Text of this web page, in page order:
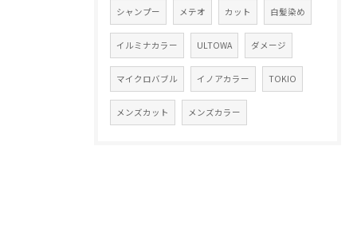
シャンプー メテオ カット 白髪染め
イルミナカラー ULTOWA ダメージ
マイクロバブル イノアカラー TOKIO
メンズカット メンズカラー